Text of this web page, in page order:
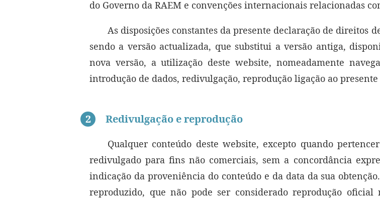
do Governo da RAEM e convenções internacionais relacionadas
As disposições constantes da presente declaração de direitos
sendo a versão actualizada, que substitui a versão antiga,
nova versão, a utilização deste website, nomeadamente
introdução de dados, redivulgação, reprodução ligação ao
2 Redivulgação e reprodução
Qualquer conteúdo deste website, excepto quando
redivulgado para fins não comerciais, sem a concordância
indicação da proveniência do conteúdo e da data da sua
reproduzido, que não pode ser considerado reprodução